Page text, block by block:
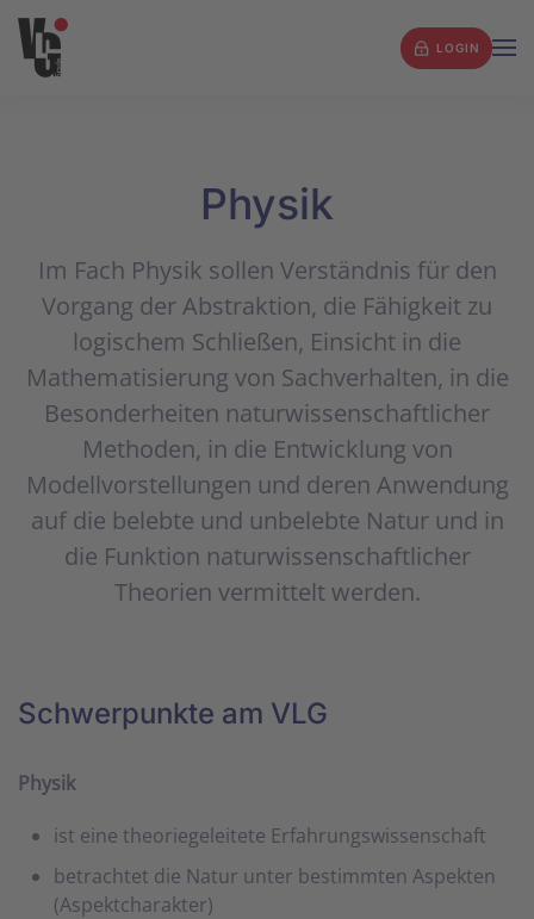
Zum Hauptinhalt springen
LOGIN
Physik
Im Fach Physik sollen Verständnis für den
Vorgang der Abstraktion, die Fähigkeit zu
logischem Schließen, Einsicht in die
Mathematisierung von Sachverhalten, in die
Besonderheiten naturwissenschaftlicher
Methoden, in die Entwicklung von
Modellvorstellungen und deren Anwendung
auf die belebte und unbelebte Natur und in
die Funktion naturwissenschaftlicher
Theorien vermittelt werden.
Schwerpunkte am VLG
Physik
ist eine theoriegeleitete Erfahrungswissenschaft
betrachtet die Natur unter bestimmten Aspekten
(Aspektcharakter)